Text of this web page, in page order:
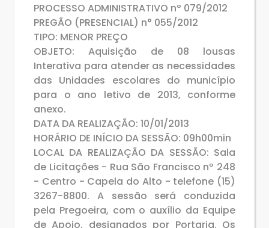
PROCESSO ADMINISTRATIVO nº 079/2012
PREGÃO (PRESENCIAL) n° 055/2012
TIPO: MENOR PREÇO
OBJETO: Aquisição de 08 lousas
Interativa para atender as necessidades
das Unidades escolares do município
para o ano letivo de 2013, conforme
anexo.
DATA DA REALIZAÇÃO: 10/01/2013
HORÁRIO DE INÍCIO DA SESSÃO: 09h00min
LOCAL DA REALIZAÇÃO DA SESSÃO: Sala
de Licitações - Rua São Francisco nº 248
- Centro - Capela do Alto - telefone (15)
3267-8800. A sessão será conduzida
pela Pregoeira, com o auxílio da Equipe
de Apoio, designados por Portaria. Os